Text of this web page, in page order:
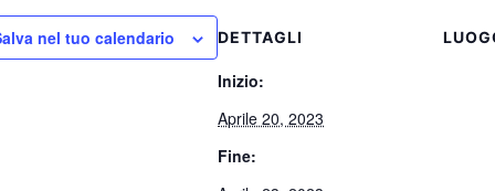
nel tuo calendario DETTAGLI
Inizio:
Aprile 20, 2023
Fine: